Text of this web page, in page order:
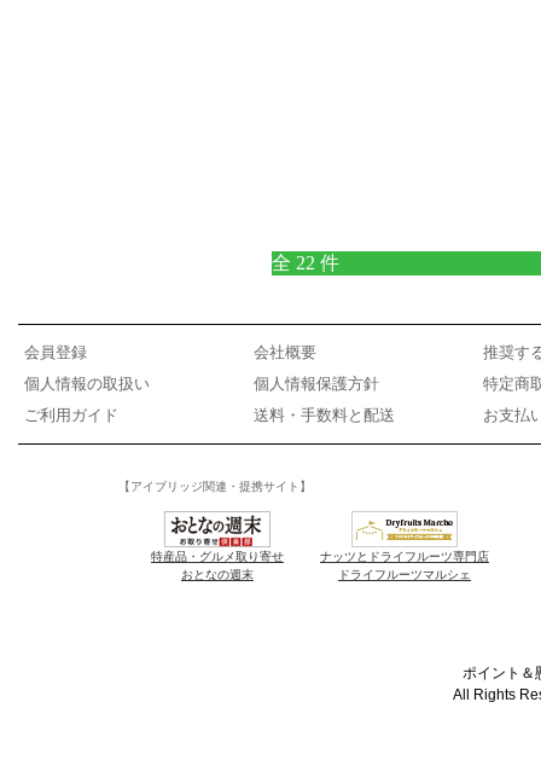
全 22 件
会員登録 会社概要
推奨す
個人情報の取扱い
個人情報保護方針
特定商
ご利用ガイド
送料・手数料と配送 お支払
【アイブリッジ関連・提携サイト】
特産品・グルメ取り寄せ
おとなの週末
ナッツとドライフルーツ専門店
ドライフルーツマルシェ
ポイント＆
All Rights